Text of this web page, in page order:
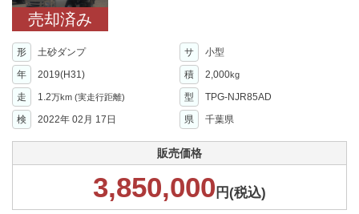
売却済み
形 土砂ダンプ サ
小型
年
2019(H31) 積 2,000kg
走 1.2万km (実走行距離) 型
TPG-NJR85AD
検
2022年 02月 17日 県 千葉県
販売価格
3,850,000 円(税込)